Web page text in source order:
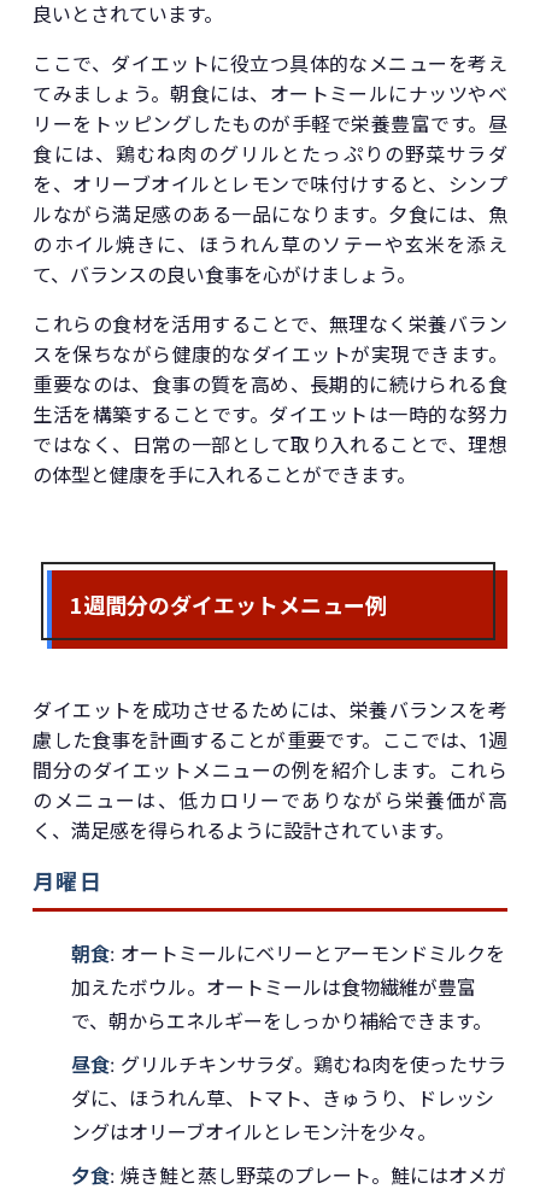
良いとされています。
ここで、ダイエットに役立つ具体的なメニューを考え
てみましょう。朝食には、オートミールにナッツやベ
リーをトッピングしたものが手軽で栄養豊富です。昼
食には、鶏むね肉のグリルとたっぷりの野菜サラダ
を、オリーブオイルとレモンで味付けすると、シンプ
ルながら満足感のある一品になります。夕食には、魚
のホイル焼きに、ほうれん草のソテーや玄米を添え
て、バランスの良い食事を心がけましょう。
これらの食材を活用することで、無理なく栄養バラン
スを保ちながら健康的なダイエットが実現できます。
重要なのは、食事の質を高め、長期的に続けられる食
生活を構築することです。ダイエットは一時的な努力
ではなく、日常の一部として取り入れることで、理想
の体型と健康を手に入れることができます。
1週間分のダイエットメニュー例
ダイエットを成功させるためには、栄養バランスを考
慮した食事を計画することが重要です。ここでは、1週
間分のダイエットメニューの例を紹介します。これら
のメニューは、低カロリーでありながら栄養価が高
く、満足感を得られるように設計されています。
月曜日
朝食: オートミールにベリーとアーモンドミルクを
加えたボウル。オートミールは食物繊維が豊富
で、朝からエネルギーをしっかり補給できます。
昼食: グリルチキンサラダ。鶏むね肉を使ったサラ
ダに、ほうれん草、トマト、きゅうり、ドレッシ
ングはオリーブオイルとレモン汁を少々。
夕食: 焼き鮭と蒸し野菜のプレート。鮭にはオメガ